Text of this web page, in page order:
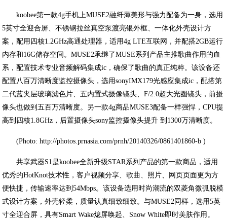
koobee第一款4g手机上MUSE2融纤薄美形与强力配备为一身，选用
5英寸全迎合屏、不锈钢拉丝真空泵渡亮银外框、一体化外壳设计方
案，配用四核1.2GHz高通处理器，适用4g LTE互联网，并配搭2GB运行
内存和16G储存空间。MUSE2承继了MUSE系列产品主推歌曲作用的血
系，配置技术专业音频解码集成ic，确保了歌曲的真正纯粹。该设备还
配置八百万清晰度监控摄像头，选用sonyIMX179光感应集成ic，配搭第
二代蓝夹层玻璃滤色片、五内置式摄像镜头、F/2.0超大光圈镜头，前摄
像头也做到五百万清晰度。另一款4g商品MUSE3配备一样强悍，CPU提
高到四核1.8GHz，后置摄像头sony监控摄像头提升 到1300万清晰度。
(Photo: http://photos.prnasia.com/prnh/20140326/0861401860-b )
共享武器S1是koobee全新升级STAR系列产品的第一款商品，适用
优秀的HotKnot技术性，客户视频分享、歌曲、照片、网页页面更为方
便快捷，传输速率达到54Mbps。该设备选用时尚潮流的双菱角微弧脱模
式设计方案，外壳轻柔，质量认真细致细致。与MUSE2同样，选用5英
寸全迎合屏，具有Smart Wake熄屏唤起、Snow White即时美肤作用。